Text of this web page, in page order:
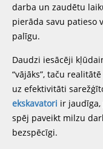
darba un zaudētu
pierāda savu patieso
palīgu.
Daudzi iesācēji
“vājāks”, taču
uz efektivitāti
ekskavatori ir jaudīga,
spēj paveikt milzu
bezspēcīgi.